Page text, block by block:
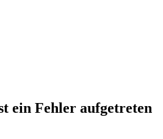
ein Fehler aufgetreten